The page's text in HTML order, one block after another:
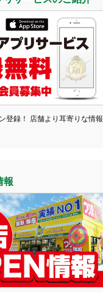
登録！ 店舗より耳寄りな情報
報